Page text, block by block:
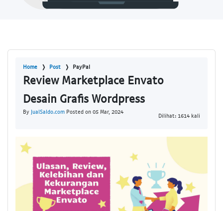
Home Post PayPal
Review Marketplace Envato
Desain Grafis Wordpress
By JualSaldo.com Posted on 05 Mar, 2024
Dilihat: 1614 kali